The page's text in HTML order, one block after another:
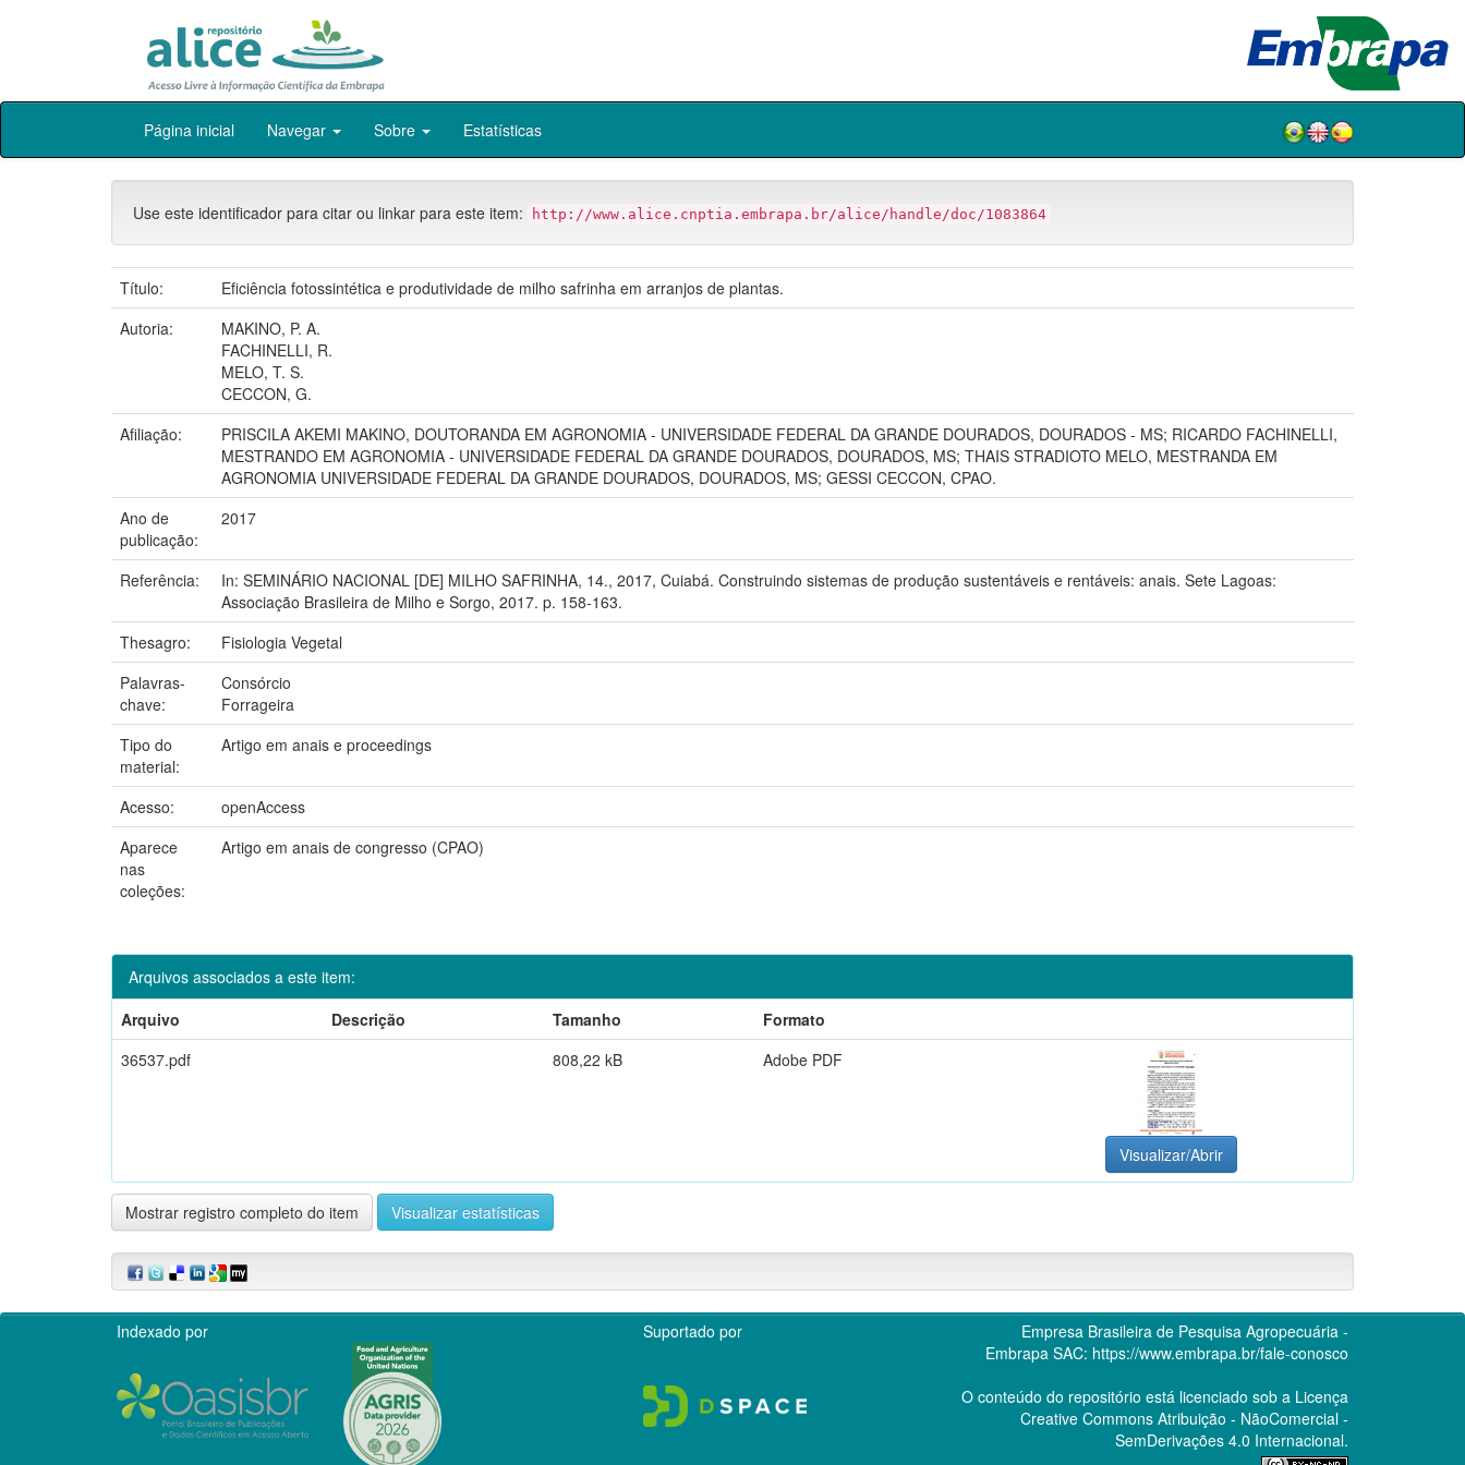
Skip
Página inicial Navegar Sobre Estatísticas
Use este identificador para citar ou linkar para este item: http://www.alice.cnptia.embrapa.br/alice/handle/doc/1083864
Título:
Eficiência fotossintética e produtividade de milho safrinha em arranjos de plantas.
Autoria:
MAKINO, P. A.
FACHINELLI, R.
MELO, T. S.
CECCON, G.
Afiliação:
PRISCILA AKEMI MAKINO, DOUTORANDA EM AGRONOMIA - UNIVERSIDADE FEDERAL DA GRANDE DOURADOS, DOURADOS - MS; RICARDO FACHINELLI,
MESTRANDO EM AGRONOMIA - UNIVERSIDADE FEDERAL DA GRANDE DOURADOS, DOURADOS, MS; THAIS STRADIOTO MELO, MESTRANDA EM
AGRONOMIA UNIVERSIDADE FEDERAL DA GRANDE DOURADOS, DOURADOS, MS; GESSI CECCON, CPAO.
Ano de
publicação:
2017
Referência:
In: SEMINÁRIO NACIONAL [DE] MILHO SAFRINHA, 14., 2017, Cuiabá. Construindo sistemas de produção sustentáveis e rentáveis: anais. Sete Lagoas:
Associação Brasileira de Milho e Sorgo, 2017. p. 158-163.
Thesagro:
Fisiologia Vegetal
Palavras-
chave:
Consórcio
Forrageira
Tipo do
material:
Artigo em anais e proceedings
Acesso:
openAccess
Aparece
nas
coleções:
Artigo em anais de congresso (CPAO)
Arquivos associados a este item:
Arquivo
Descrição Tamanho
Formato
36537.pdf
808,22 kB Adobe PDF
Visualizar/Abrir
Mostrar registro completo do item Visualizar estatísticas
Indexado por Suportado por
Empresa Brasileira de Pesquisa Agropecuária -
Embrapa SAC: https://www.embrapa.br/fale-conosco
O conteúdo do repositório está licenciado sob a Licença
Creative CommonsAtribuição - NãoComercial -
SemDerivações 4.0 Internacional.